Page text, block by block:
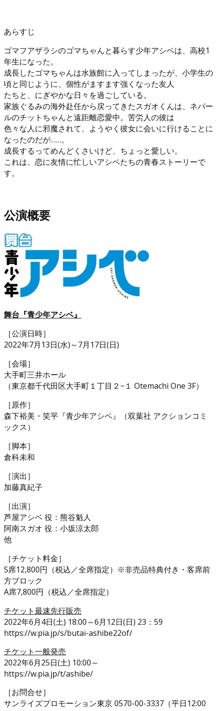
あらすじ
ゴマフアザラシのゴマちゃんと暮らす少年アシベは、高校1
年生になった。
成長したゴマちゃんは水族館に入ってしまったが、小学生の
頃と同じように、個性がますます強くなった友人
たちと、にぎやかな日々を過ごしている。
家族ぐるみの海外赴任から戻ってきたスガオくんは、ネパー
ルのチットちゃんと遠距離恋愛中。苦労人の彼は
色々な人に邪魔されて、ようやく彼女に会いに行けることに
なったのだが……。
成長するってめんどくさいけど、ちょっと愛しい。
これは、恋に友情に忙しいアシベたちの青春ストーリーで
す。
公演概要
舞台『青少年アシベ』
［公演日時］
2022年7月13日(水)～7月17日(日)
［会場］
大手町三井ホール
（東京都千代田区大手町１丁目２−１ Otemachi One 3F）
［原作］
森下裕美・笑平『青少年アシベ』（双葉社 アクションコミ
ックス）
［脚本］
倉科未和
［演出］
加藤真紀子
［出演］
芦屋アシベ 役：熊谷魁人
阿南スガオ 役：小坂涼太郎
他
［チケット料金］
S席12,800円（税込／全席指定）※非売品特典付き・客席前
方ブロック
A席7,800円（税込／全席指定）
チケット最速先行販売
2022年6月4日(土) 18:00～6月12日(日) 23：59
https://w.pia.jp/s/butai-ashibe22of/
チケット一般発売
2022年6月25日(土) 10:00～
https://w.pia.jp/t/ashibe/
［お問合せ］
サンライズプロモーション東京 0570-00-3337（平日12:00